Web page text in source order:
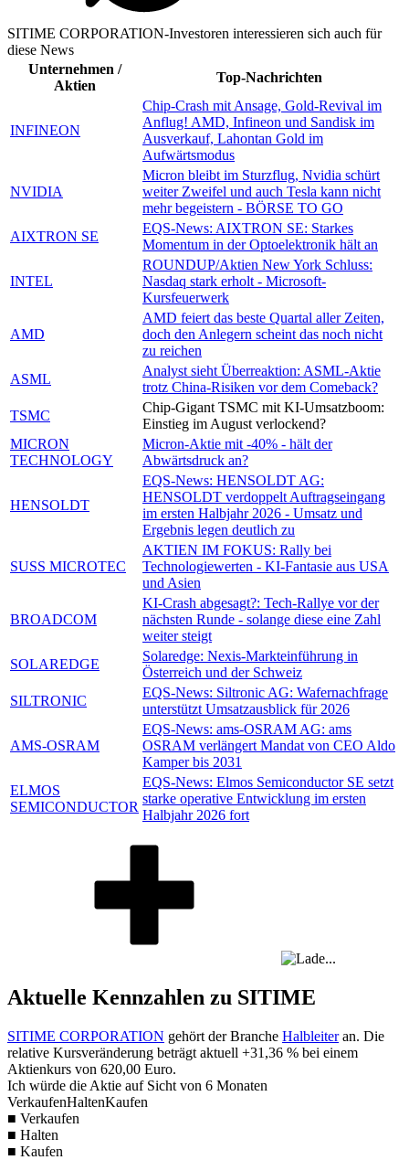
SITIME CORPORATION-Investoren interessieren sich auch für
diese News
Unternehmen /
Aktien
Top-Nachrichten
INFINEON
Chip-Crash mit Ansage, Gold-Revival im
Anflug! AMD, Infineon und Sandisk im
Ausverkauf, Lahontan Gold im
Aufwärtsmodus
NVIDIA
Micron bleibt im Sturzflug, Nvidia schürt
weiter Zweifel und auch Tesla kann nicht
mehr begeistern - BÖRSE TO GO
AIXTRON SE
EQS-News: AIXTRON SE: Starkes
Momentum in der Optoelektronik hält an
INTEL
ROUNDUP/Aktien New York Schluss:
Nasdaq stark erholt - Microsoft-
Kursfeuerwerk
AMD
AMD feiert das beste Quartal aller Zeiten,
doch den Anlegern scheint das noch nicht
zu reichen
ASML
Analyst sieht Überreaktion: ASML-Aktie
trotz China-Risiken vor dem Comeback?
TSMC
Chip-Gigant TSMC mit KI-Umsatzboom:
Einstieg im August verlockend?
MICRON
TECHNOLOGY
Micron-Aktie mit -40% - hält der
Abwärtsdruck an?
HENSOLDT
EQS-News: HENSOLDT AG:
HENSOLDT verdoppelt Auftragseingang
im ersten Halbjahr 2026 - Umsatz und
Ergebnis legen deutlich zu
SUSS MICROTEC
AKTIEN IM FOKUS: Rally bei
Technologiewerten - KI-Fantasie aus USA
und Asien
BROADCOM
KI-Crash abgesagt?: Tech-Rallye vor der
nächsten Runde - solange diese eine Zahl
weiter steigt
SOLAREDGE
Solaredge: Nexis-Markteinführung in
Österreich und der Schweiz
SILTRONIC
EQS-News: Siltronic AG: Wafernachfrage
unterstützt Umsatzausblick für 2026
AMS-OSRAM
EQS-News: ams-OSRAM AG: ams
OSRAM verlängert Mandat von CEO Aldo
Kamper bis 2031
ELMOS
SEMICONDUCTOR
EQS-News: Elmos Semiconductor SE setzt
starke operative Entwicklung im ersten
Halbjahr 2026 fort
Aktuelle Kennzahlen zu SITIME
SITIME CORPORATION gehört der Branche Halbleiteran. Die
relative Kursveränderung beträgt aktuell +31,36 % bei einem
Aktienkurs von 620,00 Euro.
Ich würde die Aktie auf Sicht von 6 Monaten
VerkaufenHaltenKaufen
■ Verkaufen
■ Halten
■ Kaufen